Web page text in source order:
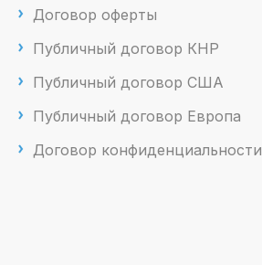
Договор оферты
Публичный договор КНР
Публичный договор США
Публичный договор Европа
Договор конфиденциальности